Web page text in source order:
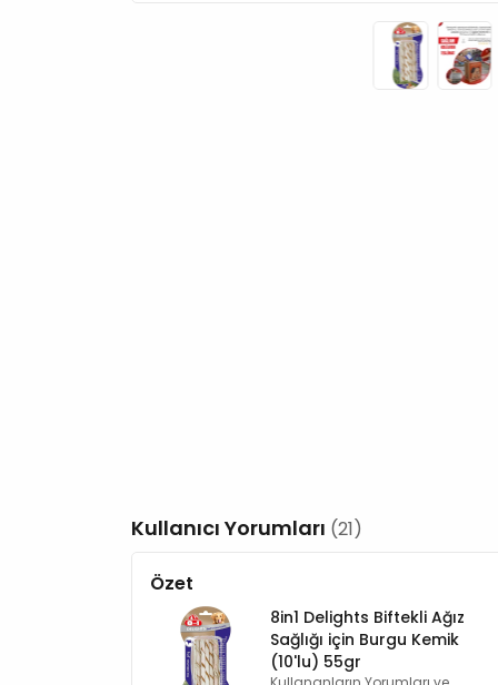
Kullanıcı Yorumları (21)
Özet
8in1 Delights Biftekli Ağız
Sağlığı için Burgu Kemik
(10'lu) 55gr